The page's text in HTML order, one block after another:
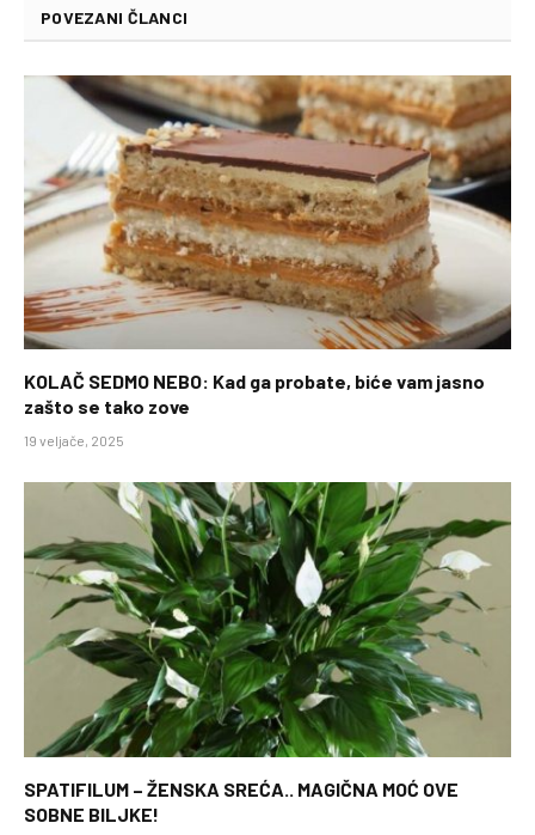
POVEZANI ČLANCI
KOLAČ SEDMO NEBO: Kad ga probate, biće vam jasno
zašto se tako zove
19 veljače, 2025
SPATIFILUM – ŽENSKA SREĆA.. MAGIČNA MOĆ OVE
SOBNE BILJKE!